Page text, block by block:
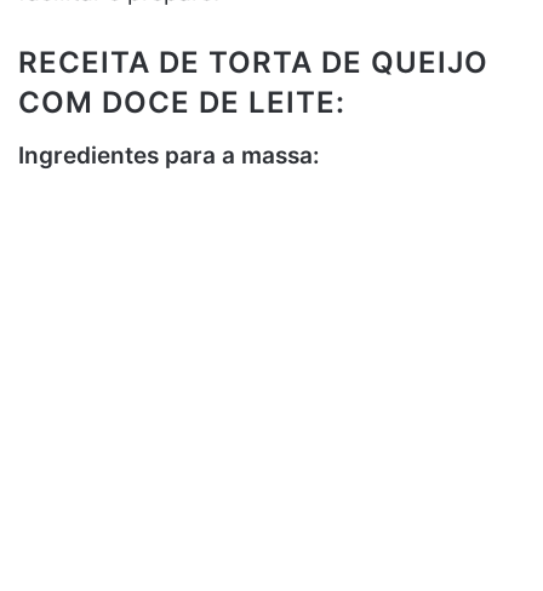
RECEITA DE TORTA DE QUEIJO
COM DOCE DE LEITE:
Ingredientes para a massa: